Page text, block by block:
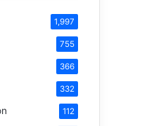
1,997
755
366
332
112